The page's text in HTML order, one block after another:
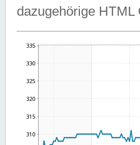
dazugehörige HTML